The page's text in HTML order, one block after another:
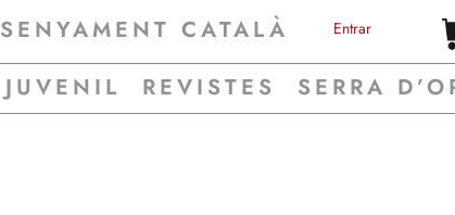
CATALÀ Entrar
REVISTES SERRA